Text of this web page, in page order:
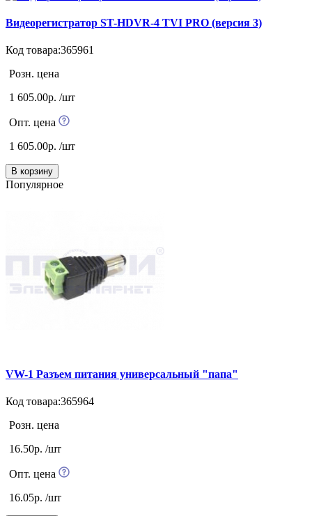
Видеорегистратор ST-HDVR-4 TVI PRO (версия 3)
Код товара:365961
Розн. цена
1 605.00р. /шт
Опт. цена
1 605.00р. /шт
В корзину
Популярное
VW-1 Разъем питания универсальный "папа"
Код товара:365964
Розн. цена
16.50р. /шт
Опт. цена
16.05р. /шт